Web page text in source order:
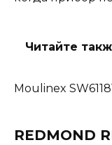
Читайте
Moulinex
REDMOND